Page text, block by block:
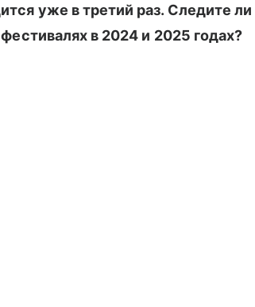
уже в третий раз. Следите ли
в 2024 и 2025 годах?